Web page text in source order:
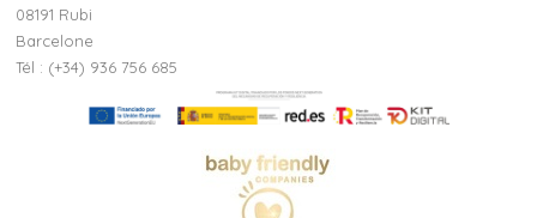
08191 Rubi
Barcelone
Tél : (+34) 936 756 685